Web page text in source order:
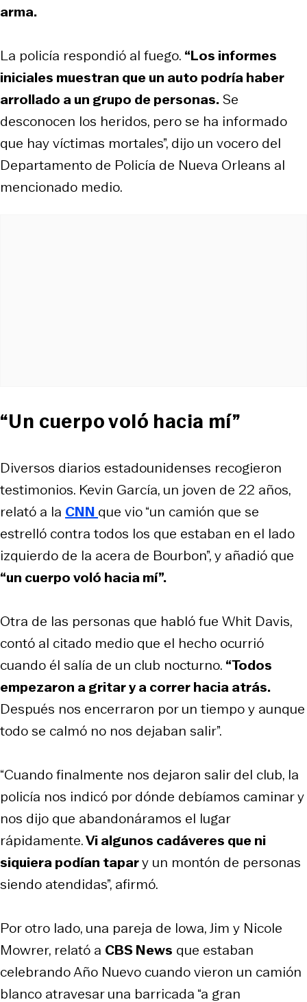
arma.
La policía respondió al fuego. “Los informes
iniciales muestran que un auto podría haber
arrollado a un grupo de personas.Se
desconocen los heridos, pero se ha informado
que hay víctimas mortales”, dijo un vocero del
Departamento de Policía de Nueva Orleans al
mencionado medio.
“Un cuerpo voló hacia mí”
Diversos diarios estadounidenses recogieron
testimonios. Kevin García, un joven de 22 años,
relató a la CNN que vio “un camión que se
estrelló contra todos los que estaban en el lado
izquierdo de la acera de Bourbon”, y añadió que
“un cuerpo voló hacia mí”.
Otra de las personas que habló fue Whit Davis,
contó al citado medio que el hecho ocurrió
cuando él salía de un club nocturno. “Todos
empezaron a gritar y a correr hacia atrás.
Después nos encerraron por un tiempo y aunque
todo se calmó no nos dejaban salir”.
“Cuando finalmente nos dejaron salir del club, la
policía nos indicó por dónde debíamos caminar y
nos dijo que abandonáramos el lugar
rápidamente.Vi algunos cadáveres que ni
siquiera podían tapary un montón de personas
siendo atendidas”, afirmó.
Por otro lado, una pareja de Iowa, Jim y Nicole
Mowrer, relató a CBS News que estaban
celebrando Año Nuevo cuando vieron un camión
blanco atravesar una barricada “a gran